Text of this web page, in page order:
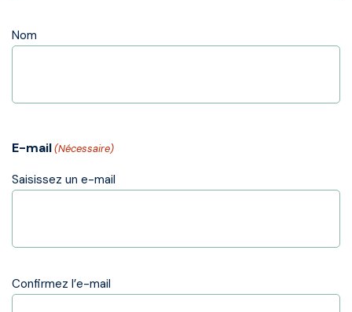
Nom
E-mail(Nécessaire)
Saisissez un e-mail
Confirmez l’e-mail